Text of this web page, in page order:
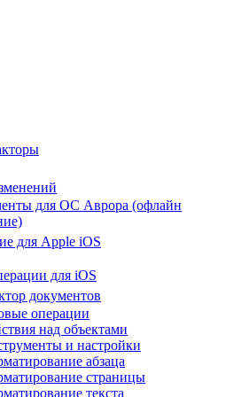
для ОС Аврора (офлайн
для Apple iOS
для iOS
документов
операции
над объектами
и настройки
абзаца
страницы
текста